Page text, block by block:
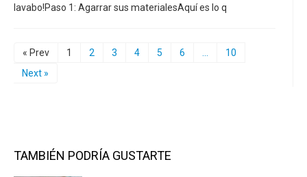
lavabo!Paso 1: Agarrar sus materialesAquí es lo q
« Prev 1 2 3 4 5 6
10
Next »
TAMBIÉN PODRÍA GUSTARTE